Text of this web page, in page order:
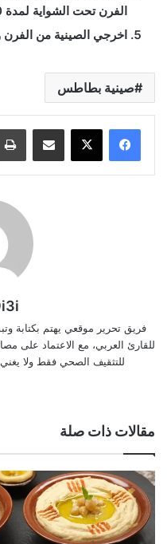
الفرن تحت الشواية لمدة 10 دقائق حتى يحمر السطح.
اخرجي الصينية من
صينية بطاطس
مشاركة عبر البريد
فريق تحرير موقعي يهتم بكتابة
للقارئ العربي، مع الاعتماد على
للتثقيف الصحي فقط ولا
مقالات ذات صلة